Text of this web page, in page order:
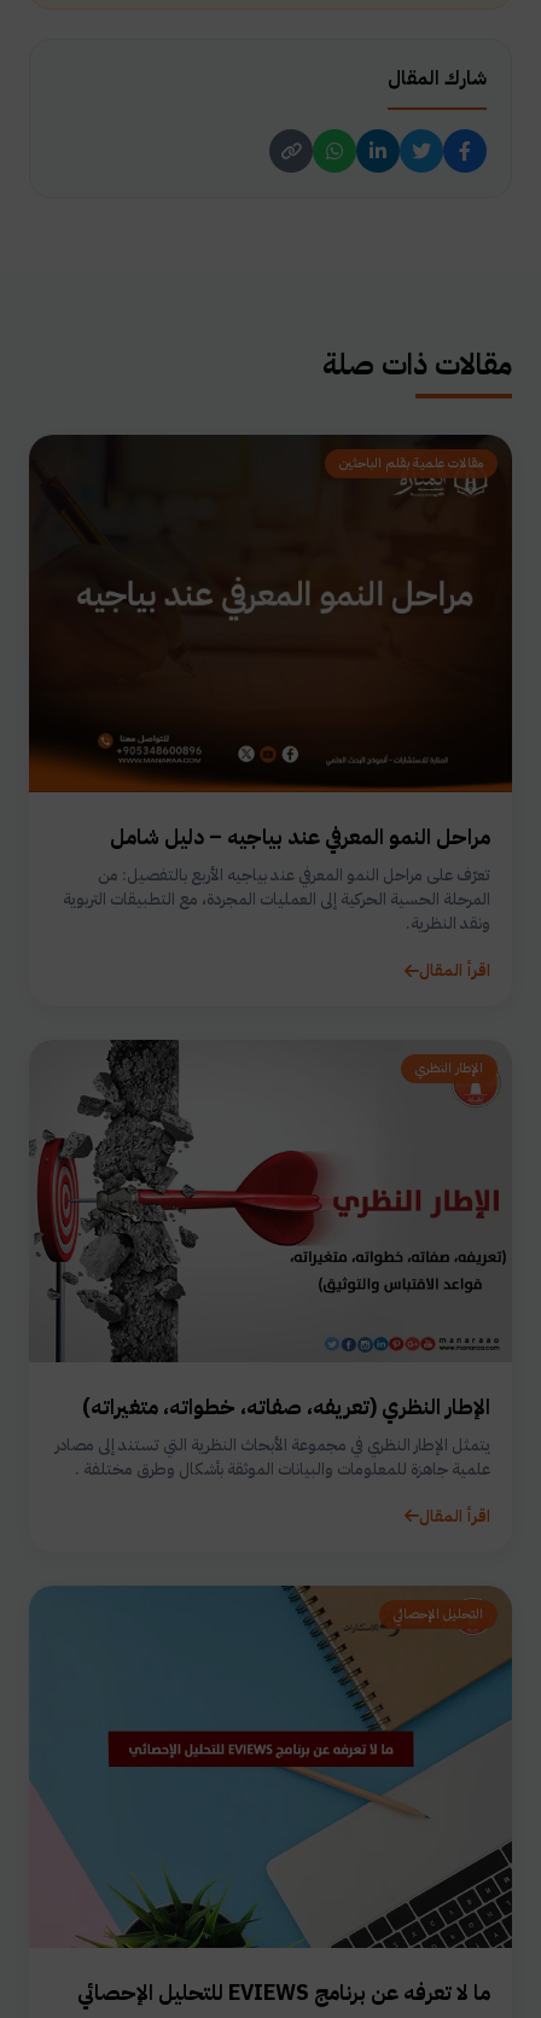
شارك المقال
مقالات ذات صلة
مقالات علمية بقلم الباحثين
مراحل النمو المعرفي عند بياجيه – دليل شامل
تعرّف على مراحل النمو المعرفي عند بياجيه الأربع بالتفصيل: من
المرحلة الحسية الحركية إلى العمليات المجردة، مع التطبيقات التربوية
ونقد النظرية.
اقرأ المقال
الإطار النظري
الإطار النظري (تعريفه، صفاته، خطواته، متغيراته)
يتمثل الإطار النظري في مجموعة الأبحاث النظرية التي تستند إلى مصادر
علمية جاهزة للمعلومات والبيانات الموثقة بأشكال وطرق مختلفة .
اقرأ المقال
التحليل الإحصائي
ما لا تعرفه عن برنامج EVIEWS للتحليل الإحصائي